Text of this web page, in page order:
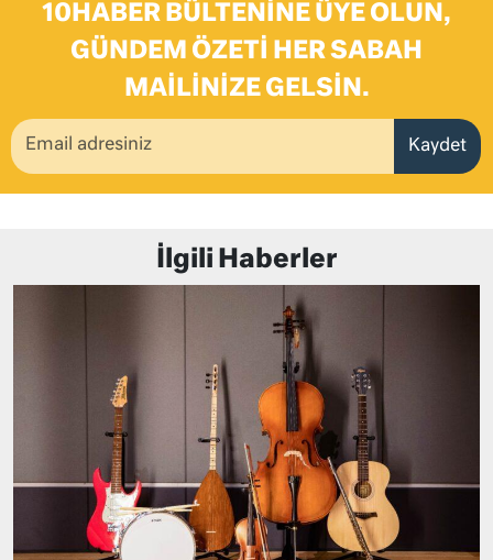
10HABER BÜLTENINE ÜYE OLUN,
GÜNDEM ÖZETI HER SABAH
MAILINIZE GELSIN.
Kaydet
İlgili Haberler